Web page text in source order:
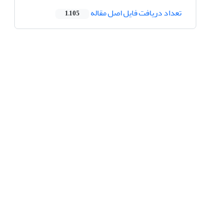
تعداد دریافت فایل اصل مقاله 1,105